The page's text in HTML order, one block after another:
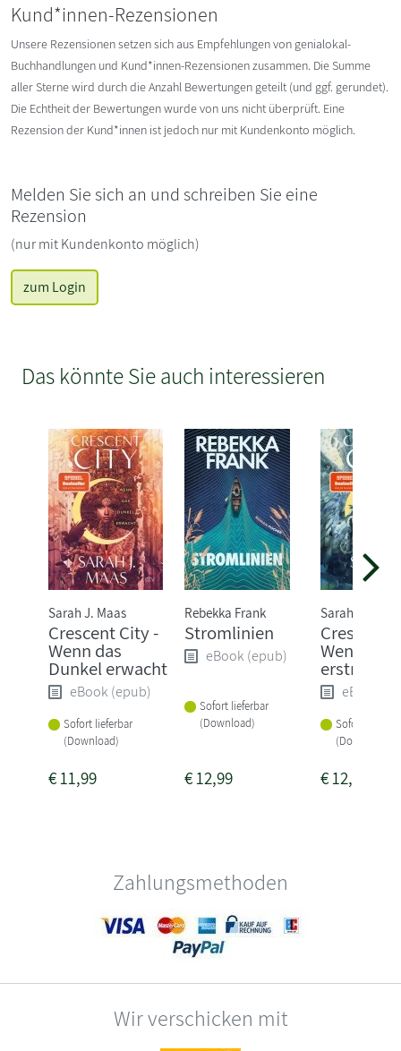
Kund*innen-Rezensionen
Unsere Rezensionen setzen sich aus Empfehlungen von genialokal-
Buchhandlungen und Kund*innen-Rezensionen zusammen. Die Summe
aller Sterne wird durch die Anzahl Bewertungen geteilt (und ggf. gerundet).
Die Echtheit der Bewertungen wurde von uns nicht überprüft. Eine
Rezension der Kund*innen ist jedoch nur mit Kundenkonto möglich.
Melden Sie sich an und schreiben Sie eine
Rezension
(nur mit Kundenkonto möglich)
zum Login
Das könnte Sie auch interessieren
Sarah J. Maas
Crescent City -
Wenn das
Dunkel erwacht
eBook (epub)
Sofort lieferbar
(Download)
€11,99
Rebekka Frank
Stromlinien
eBook (epub)
Sofort lieferbar
(Download)
€12,99
Sarah J. Maas
Crescent
Wenn ein
erstrahlt
eBook
Sofort
(Download)
€12,99
Zahlungsmethoden
Wir verschicken mit